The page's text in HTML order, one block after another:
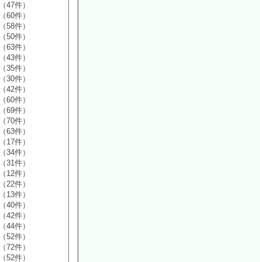
（47件）
（60件）
（58件）
（50件）
（63件）
（43件）
（35件）
（30件）
（42件）
（60件）
（69件）
（70件）
（63件）
（17件）
（34件）
（31件）
（12件）
（22件）
（13件）
（40件）
（42件）
（44件）
（52件）
（72件）
（52件）